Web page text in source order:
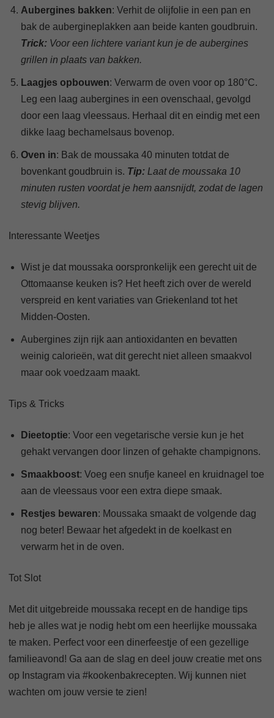
Aubergines bakken: Verhit de olijfolie in een pan en
bak de aubergineplakken aan beide kanten goudbruin.
Trick:Voor een lichtere variant kun je de aubergines
grillen in plaats van bakken.
Laagjes opbouwen: Verwarm de oven voor op 180°C.
Leg een laag aubergines in een ovenschaal, gevolgd
door een laag vleessaus. Herhaal dit en eindig met een
dikke laag bechamelsaus bovenop.
Oven in: Bak de moussaka 40 minuten totdat de
bovenkant goudbruin is. Tip: Laat de moussaka 10
minuten rusten voordat je hem aansnijdt, zodat de lagen
stevig blijven.
Interessante Weetjes
Wist je dat moussaka oorspronkelijk een gerecht uit de
Ottomaanse keuken is? Het heeft zich over de wereld
verspreid en kent variaties van Griekenland tot het
Midden-Oosten.
Aubergines zijn rijk aan antioxidanten en bevatten
weinig calorieën, wat dit gerecht niet alleen smaakvol
maar ook voedzaam maakt.
Tips & Tricks
Dieetoptie: Voor een vegetarische versie kun je het
gehakt vervangen door linzen of gehakte champignons.
Smaakboost: Voeg een snufje kaneel en kruidnagel toe
aan de vleessaus voor een extra diepe smaak.
Restjes bewaren: Moussaka smaakt de volgende dag
nog beter! Bewaar het afgedekt in de koelkast en
verwarm het in de oven.
Tot Slot
Met dit uitgebreide moussaka recept en de handige tips
heb je alles wat je nodig hebt om een heerlijke moussaka
te maken. Perfect voor een dinerfeestje of een gezellige
familieavond! Ga aan de slag en deel jouw creatie met ons
op Instagram via #kookenbakrecepten. Wij kunnen niet
wachten om jouw versie te zien!